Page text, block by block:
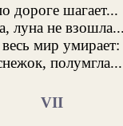
дороге шагает...
луна не взошла...
мир умирает:
полумгла...
VII